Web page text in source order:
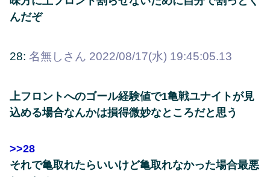
んだぞ
28: 名無しさん 2022/08/17(水) 19:45:05.13
上フロントへのゴール経験値で1亀戦ユナイトが見
込める場合なんかは損得微妙なところだと思う
>>28
それで亀取れたらいいけど亀取れなかった場合最悪